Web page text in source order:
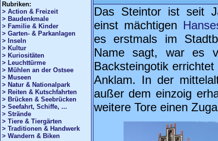
Rubriken:
> Action & Freizeit
> Baudenkmale
> Familie & Kinder
> Garten- & Parkanlagen
> Inseln
> Kultur
> Kuriositäten
> Leuchttürme
> Mühlen an der Ostsee
> Museen
> Natur & Nationalpark
> Reiten & Kutschfahrten
> Brücken & Seebrücken
> Seefahrt, Schiffe, ...
> Strände
> Tiere & Tiergärten
> Traditionen & Handwerk
> Wandern & Biken
Das Steintor ist seit
einst mächtigen
es erstmals im
Name sagt, war es
Backsteingotik
Anklam. In der
außer dem einzoig
weitere Tore einen